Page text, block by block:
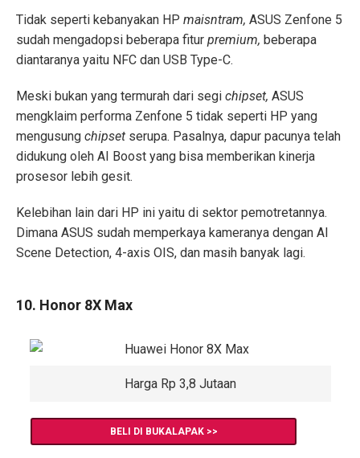
Tidak seperti kebanyakan HP maisntram, ASUS Zenfone 5
sudah mengadopsi beberapa fitur premium, beberapa
diantaranya yaitu NFC dan USB Type-C.
Meski bukan yang termurah dari segi chipset, ASUS
mengklaim performa Zenfone 5 tidak seperti HP yang
mengusung chipset serupa. Pasalnya, dapur pacunya telah
didukung oleh AI Boost yang bisa memberikan kinerja
prosesor lebih gesit.
Kelebihan lain dari HP ini yaitu di sektor pemotretannya.
Dimana ASUS sudah memperkaya kameranya dengan AI
Scene Detection, 4-axis OIS, dan masih banyak lagi.
10. Honor 8X Max
Harga Rp 3,8 Jutaan
BELI DI BUKALAPAK >>